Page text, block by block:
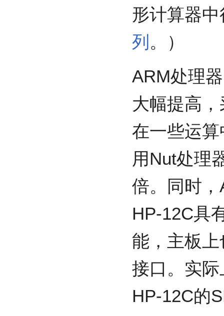
形计算器
列 。）
ARM处理
大幅提高
在一些运
用Nut处理
倍。同时
HP-12C具
能，主板
接口。实
HP-12C的